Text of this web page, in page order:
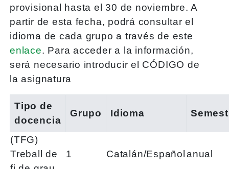
provisional hasta el 30 de noviembre. A
partir de esta fecha, podrá consultar el
idioma de cada grupo a través de este
enlace. Para acceder a la información,
será necesario introducir el CÓDIGO de
la asignatura
Tipo de
docencia
Grupo Idioma
(TFG)
Treball de
1 Catalán/Español anual